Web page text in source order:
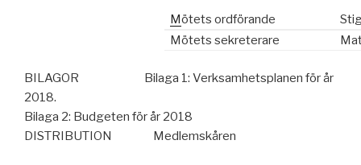
Mötets ordförande
Mötets sekreterare
BILAGOR Bilaga 1: Verksamhetsplanen för år
2018.
Bilaga 2: Budgeten för år 2018
DISTRIBUTION Medlemskåren